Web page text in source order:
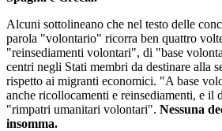
Alcuni sottolineano che nel testo delle
parola "volontario" ricorra ben quattro
"reinsediamenti volontari", di "base
centri negli Stati membri da destinare alla
rispetto ai migranti economici. "A base
anche ricollocamenti e reinsediamenti, e il
"rimpatri umanitari volontari". Nessuna
insomma.